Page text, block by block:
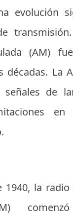
evolución
(AM)
décadas. La
de
en
1940, la